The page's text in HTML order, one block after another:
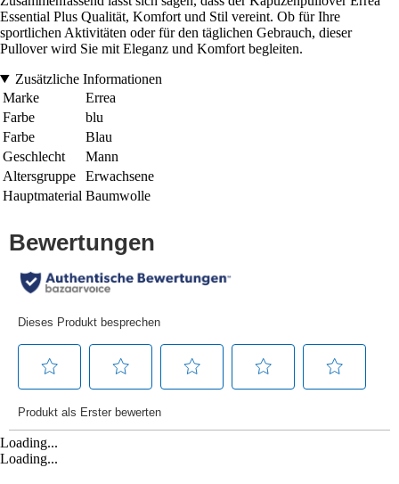
Essential Plus Qualität, Komfort und Stil vereint. Ob für Ihre
sportlichen Aktivitäten oder für den täglichen Gebrauch, dieser
Pullover wird Sie mit Eleganz und Komfort begleiten.
Zusätzliche Informationen
Marke
Errea
Farbe
blu
Farbe
Blau
Geschlecht
Mann
Altersgruppe
Erwachsene
Hauptmaterial Baumwolle
Loading...
Loading...